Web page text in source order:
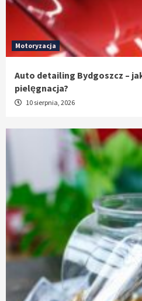
Motoryzacja
Auto detailing Bydgoszcz –
pielęgnacja?
10 sierpnia, 2026